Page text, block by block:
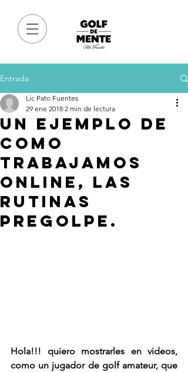
Entrada
UN EJEMPLO DE
COMO
TRABAJAMOS
ONLINE, LAS
RUTINAS
PREGOLPE.
Lic Pato Fuentes
29 ene 2018 2 min de lectura
Hola!!! quiero mostrarles en videos,
como un jugador de golf amateur, que